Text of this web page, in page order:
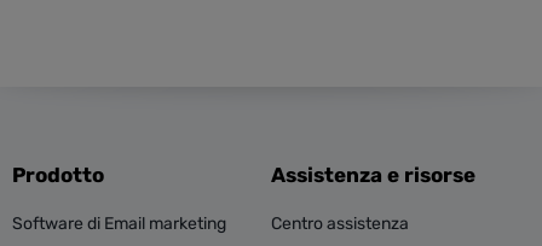
Prodotto
Software di Email marketing
Assistenza e risorse
Centro assistenza